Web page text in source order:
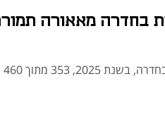
רוכשת 52 דירות בחדרה מאאורה